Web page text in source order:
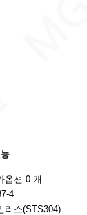
옵션 0 개
4
리스(STS304)